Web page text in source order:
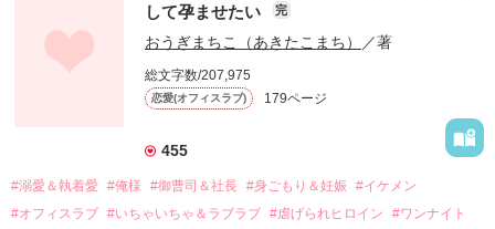
幼なじみの哲平に淡い恋心を抱いていた美桜。
しかし、ある出来事をきっかけに二人の関係は壊れてしまう。
関係修復もできないまま、美桜は両親の離婚によって
引っ越すことになり、哲平とも離れ離れになった。
それから約十二年後。
過去の傷から、二度と会いたくないと思っていた哲平に
運命のような再会を果たす。
して孕ませたい
完
おうぎまちこ（あきたこまち） ／著
総文字数/207,975
恋愛(オフィスラブ) 179ページ
455
#溺愛＆執着愛 #俺様 #御曹司＆社長 #身ごもり＆妊娠 #イケメン
#オフィスラブ #いちゃいちゃ＆ラブラブ #虐げられヒロイン
#ワンナイト